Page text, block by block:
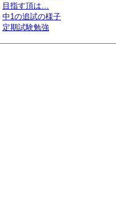
目指す頂は…
中1の追試の様子
定期試験勉強